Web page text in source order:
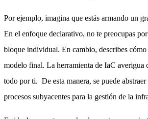
Por ejemplo, imagina que estás armando un
En el enfoque declarativo, no te preocupas
bloque individual. En cambio, describes cómo
modelo final. La herramienta de IaC averigua
todo por ti. De esta manera, se puede
procesos subyacentes para la gestión de la